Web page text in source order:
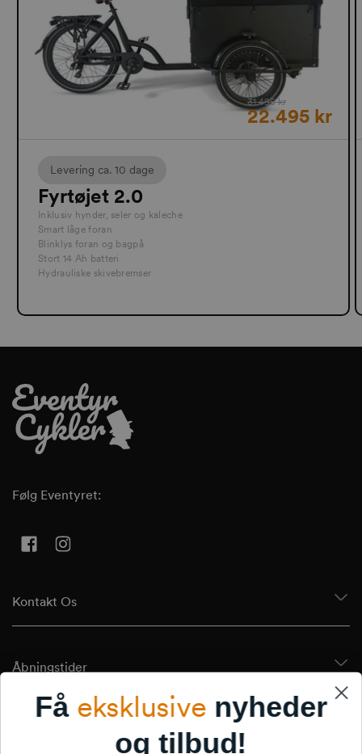
31.495 kr
22.495 kr
Levering ca. 10 dage
Fyrtøjet 2.0
Inklusiv hynder, seler og kaleche
Smart låge foran
Blinklys foran og bagpå
Stort 14 Ah batteri
Hydrauliske skivebremser
Følg Eventyret:
FacebookInstagram
Kontakt Os
Åbningstider
Tilmeld Dig Vores Nyhedsbrev
Få eksklusive nyheder
og tilbud!